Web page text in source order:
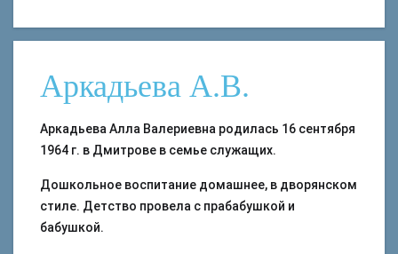
Аркадьева А.В.
Аркадьева Алла Валериевна родилась 16 сентября
1964 г. в Дмитрове в семье служащих.
Дошкольное воспитание домашнее, в дворянском
стиле. Детство провела с прабабушкой и
бабушкой.